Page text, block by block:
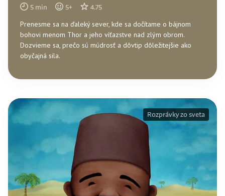
5 min 5+ 4.75
Prenesme sa na ďaleký sever, kde sa dočítame o bájnom
bohovi menom Thor a jeho víťazstve nad zlým obrom.
Dozvieme sa, prečo sú múdrosť a dôvtip dôležitejšie ako
obyčajná sila.
Rozprávky zo sveta